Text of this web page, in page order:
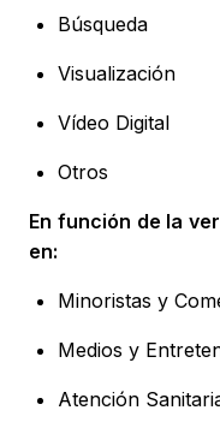
Búsqueda
Visualización
Vídeo Digital
Otros
En función de la
en:
Minoristas y
Medios y
Atención